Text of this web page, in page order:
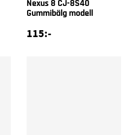
Nexus 8 CJ-8S40
Gummibälg modell
115:-